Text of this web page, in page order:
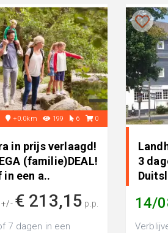
+0.0km 199 6 0
in prijs verlaagd!
(familie)DEAL!
een a..
+/- € 213,15 p.p.
7 dagen in een
3
14/